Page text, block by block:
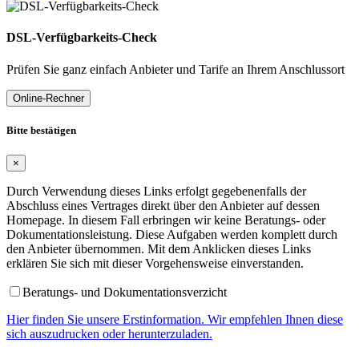
DSL-Verfügbarkeits-Check
Prüfen Sie ganz einfach Anbieter und Tarife an Ihrem Anschlussort
Online-Rechner
Bitte bestätigen
×
Durch Verwendung dieses Links erfolgt gegebenenfalls der
Abschluss eines Vertrages direkt über den Anbieter auf dessen
Homepage. In diesem Fall erbringen wir keine Beratungs- oder
Dokumentationsleistung. Diese Aufgaben werden komplett durch
den Anbieter übernommen. Mit dem Anklicken dieses Links
erklären Sie sich mit dieser Vorgehensweise einverstanden.
Beratungs- und Dokumentationsverzicht
Hier finden Sie unsere Erstinformation. Wir empfehlen Ihnen diese
sich auszudrucken oder herunterzuladen.